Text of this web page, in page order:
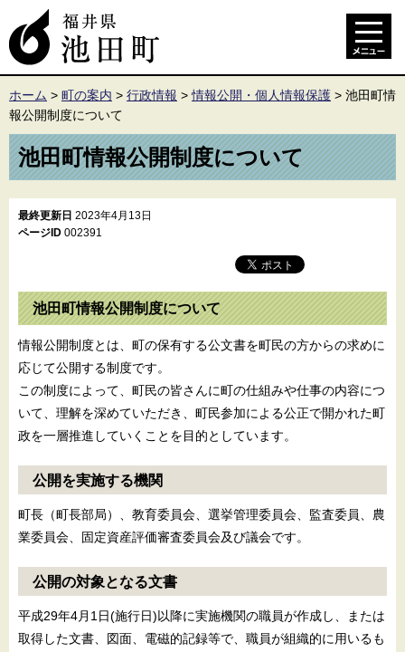
ホーム > 町の案内 > 行政情報 >情報公開・個人情報保護 > 池田町情
報公開制度について
池田町情報公開制度について
最終更新日 2023年4月13日
ページID 002391
池田町情報公開制度について
情報公開制度とは、町の保有する公文書を町民の方からの求めに
応じて公開する制度です。
この制度によって、町民の皆さんに町の仕組みや仕事の内容につ
いて、理解を深めていただき、町民参加による公正で開かれた町
政を一層推進していくことを目的としています。
公開を実施する機関
町長（町長部局）、教育委員会、選挙管理委員会、監査委員、農
業委員会、固定資産評価審査委員会及び議会です。
公開の対象となる文書
平成29年4月1日(施行日)以降に実施機関の職員が作成し、または
取得した文書、図面、電磁的記録等で、職員が組織的に用いるも